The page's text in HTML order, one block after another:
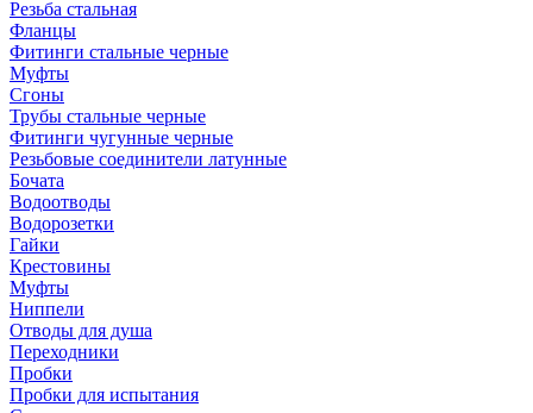
Резьба стальная
Фланцы
Фитинги стальные черные
Муфты
Сгоны
Трубы стальные черные
Фитинги чугунные черные
Резьбовые соединители латунные
Бочата
Водоотводы
Водорозетки
Гайки
Крестовины
Муфты
Ниппели
Отводы для душа
Переходники
Пробки
Пробки для испытания